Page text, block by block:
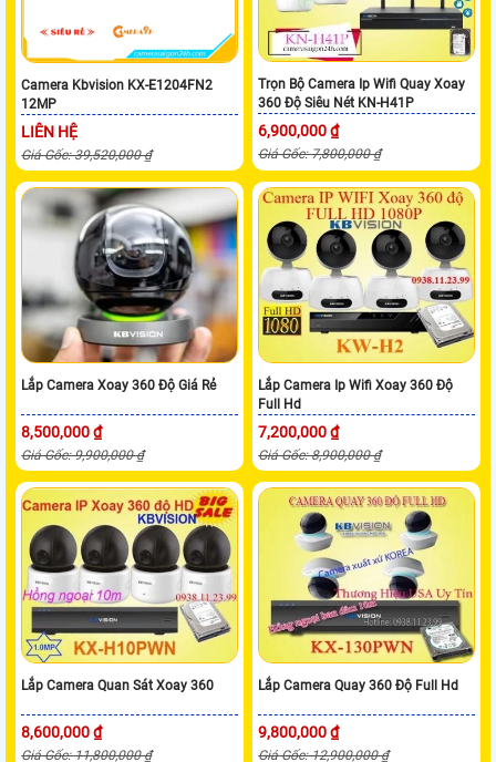
Camera Kbvision KX-E1204FN2
12MP
LIÊN HỆ
Giá Gốc: 39,520,000 ₫
Trọn Bộ Camera Ip Wifi Quay Xoay
360 Độ Siêu Nét KN-H41P
6,900,000 ₫
Giá Gốc: 7,800,000 ₫
Lắp Camera Xoay 360 Độ Giá Rẻ
8,500,000 ₫
Giá Gốc: 9,900,000 ₫
Lắp Camera Ip Wifi Xoay 360 Độ
Full Hd
7,200,000 ₫
Giá Gốc: 8,900,000 ₫
Lắp Camera Quan Sát Xoay 360
8,600,000 ₫
Giá Gốc: 11,800,000 ₫
Lắp Camera Quay 360 Độ Full Hd
9,800,000 ₫
Giá Gốc: 12,900,000 ₫